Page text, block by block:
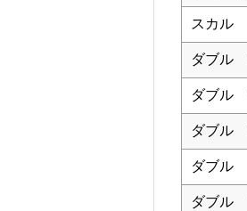
スカル
ダブル
ダブル
ダブル
ダブル
ダブル